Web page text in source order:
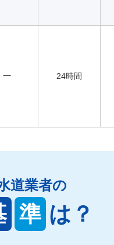
ー 24時間
道業者の
準 は？